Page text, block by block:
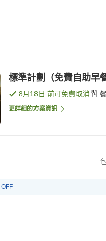
標準計劃（免費自助早
8月18日 前可免費取消
更詳細的方案資訊
OFF